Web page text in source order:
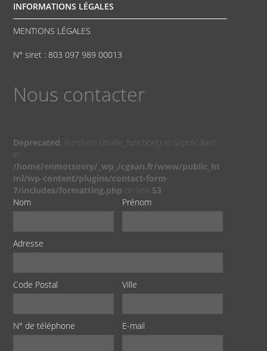
INFORMATIONS LÉGALES
MENTIONS LÉGALES
N° siret : 803 097 989 00013
Nous contacter
Deprecated: Function create_function() is deprecated
in
/home/enmotsovry/_wp_/cgean.fr/www/public_ht
ml/wp-content/plugins/contact-form-
7/includes/formatting.php on line 53
Nom
Prénom
Adresse
Code Postal Ville
N° de téléphone E-mail